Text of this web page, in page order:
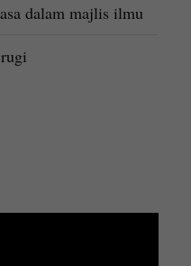
dalam majlis ilmu